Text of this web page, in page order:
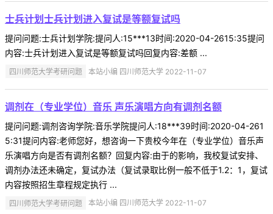
士兵计划士兵计划进入复试是等额复试吗
提问问题:士兵计划学院:提问人:15***13时间:2020-04-2615:35提问
内容:士兵计划进入复试是等额复试吗回复内容:差额 ...
四川师范大学考研问题 本站小编 四川师范大学 2022-11-07
调剂在（专业学位）音乐 声乐演唱方向有调剂名额
提问问题:调剂咨询学院:音乐学院提问人:18***39时间:2020-04-261
5:31提问内容:老师您好，想咨询一下贵校今年在（专业学位）音乐声
乐演唱方向是否有调剂名额？回复内容:由于的影响，我校复试安排、
调剂办法还未确定，复试办法（复试录取比例一般不低于1.2：1，复试
内容按照招生章程规定执行 ...
四川师范大学考研问题 本站小编 四川师范大学 2022-11-07